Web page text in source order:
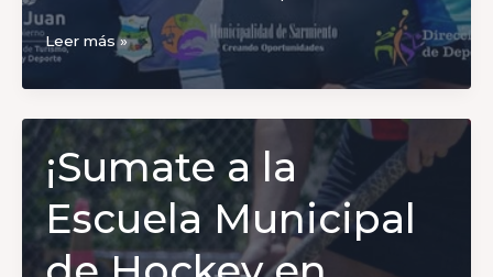
¡Viví
la
pasión
deportiva!
en
Juegos
Provinciales
Leer más »
¡Sumate a la
Escuela Municipal